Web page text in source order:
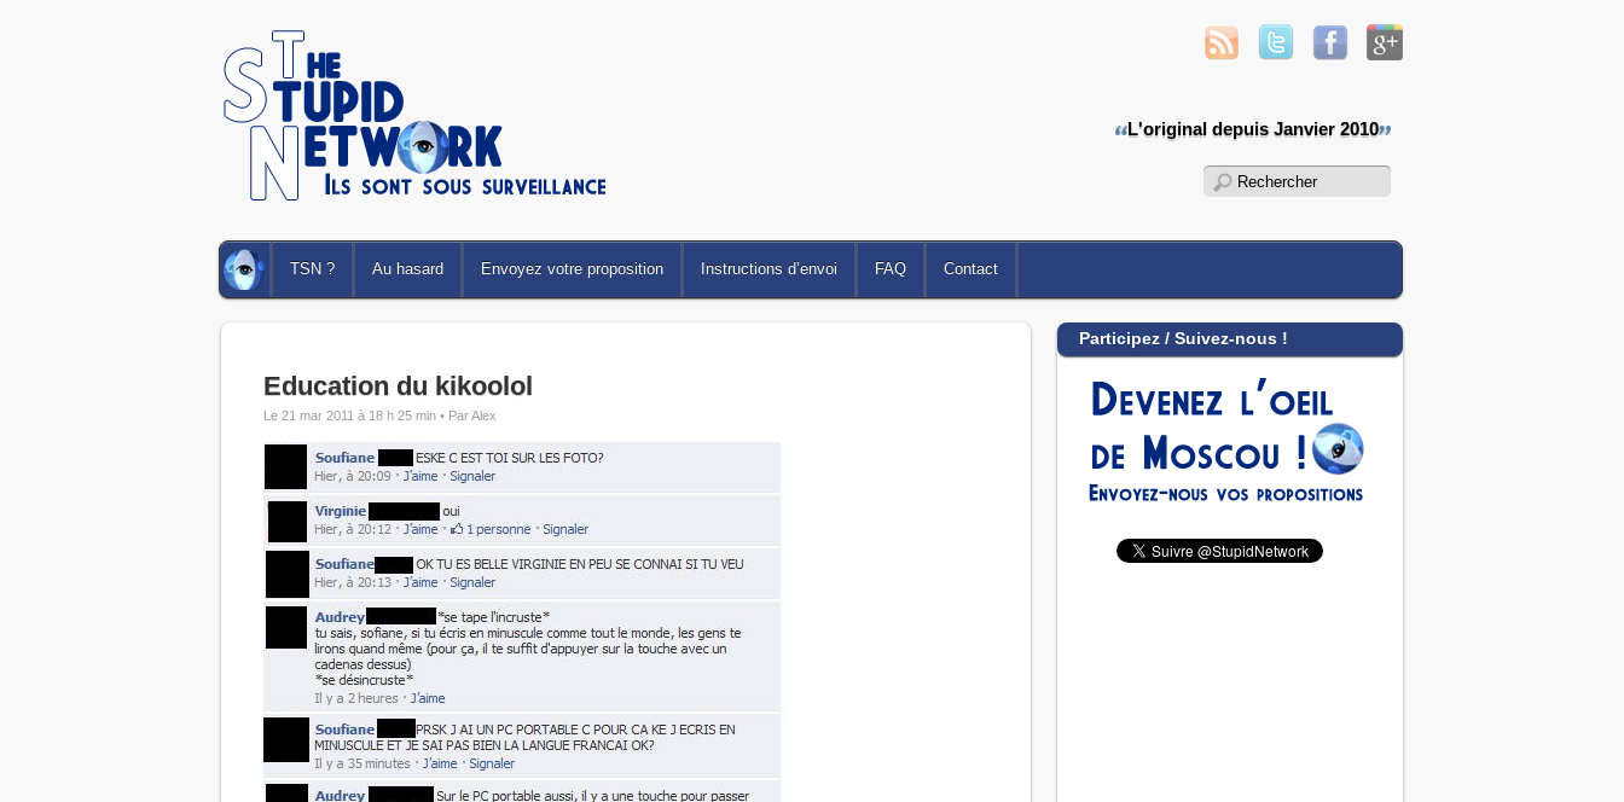
L'original depuis Janvier 2010
TSN ? Au hasard Envoyez votre proposition Instructions d’envoi FAQ Contact
Education du kikoolol
Le 21 mar 2011 à 18 h 25 min • Par Alex
Participez / Suivez-nous !